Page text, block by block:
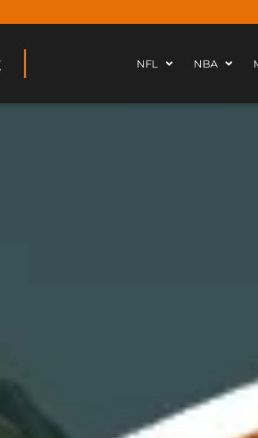
NFL NBA